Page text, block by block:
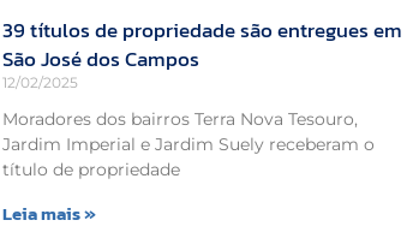
39 títulos de propriedade são entregues em
São José dos Campos
12/02/2025
Moradores dos bairros Terra Nova Tesouro,
Jardim Imperial e Jardim Suely receberam o
título de propriedade
Leia mais »